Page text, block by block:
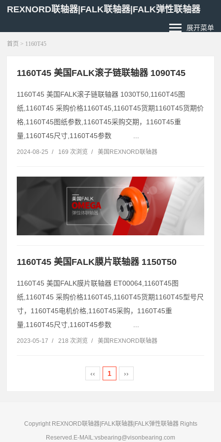
REXNORD联轴器|FALK联轴器|FALK弹性联轴器
展开菜单
首页 > 1160T45
1160T45 美国FALK滚子链联轴器 1090T45
1160T45 美国FALK滚子链联轴器 1030T50,1160T45图
纸,1160T45 采购价格1160T45,1160T45货期1160T45货期价
格,1160T45图纸参数,1160T45采购交期，1160T45重
量,1160T45尺寸,1160T45参数 ...
2024-08-25 / 169 次浏览 / 美国REXNORD联轴器
1160T45 美国FALK膜片联轴器 1150T50
1160T45 美国FALK膜片联轴器 ET00064,1160T45图
纸,1160T45 采购价格1160T45,1160T45货期1160T45型号尺
寸，1160T45电机价格,1160T45采购，1160T45重
量,1160T45尺寸,1160T45参数 ...
2023-05-17 / 218 次浏览 / 美国REXNORD联轴器
‹‹ 1 ››
Copyright REXNORD联轴器|FALK联轴器|FALK弹性联轴器 Rights
Reserved.E-MAIL:vsbearing@visonbearing.com